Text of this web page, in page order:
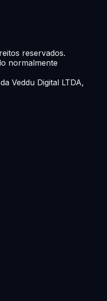
reservados.
normalmente
Veddu Digital LTDA,